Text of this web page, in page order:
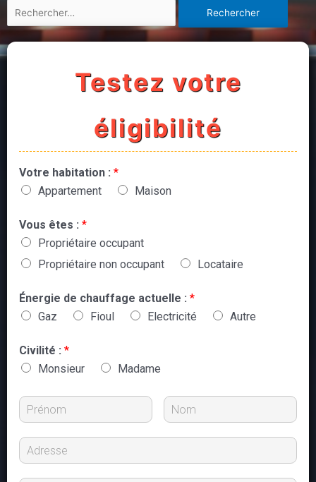
Testez votre
éligibilité
Votre habitation : *
Appartement
Maison
Vous êtes : *
Propriétaire occupant
Propriétaire non occupant
Locataire
Énergie de chauffage actuelle : *
Gaz
Fioul Electricité Autre
Civilité : *
Monsieur
Madame